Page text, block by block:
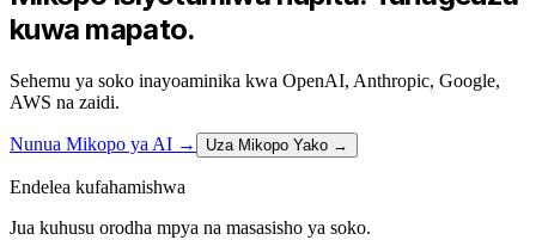
kuwa mapato.
Sehemu ya soko inayoaminika kwa OpenAI, Anthropic, Google,
AWS na zaidi.
Nunua Mikopo ya AI → Uza Mikopo Yako →
Endelea kufahamishwa
Jua kuhusu orodha mpya na masasisho ya soko.